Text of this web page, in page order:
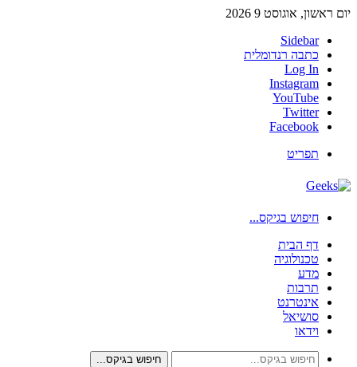
יום ראשון, אוגוסט 9 2026
Sidebar
כתבה רנדומלית
Log In
Instagram
YouTube
Twitter
Facebook
תפריט
חיפוש בגיקס...
דף הבית
טכנולוגיה
מדע
תרבות
אינטרנט
סושיאל
וידאו
חיפוש בגיקס...